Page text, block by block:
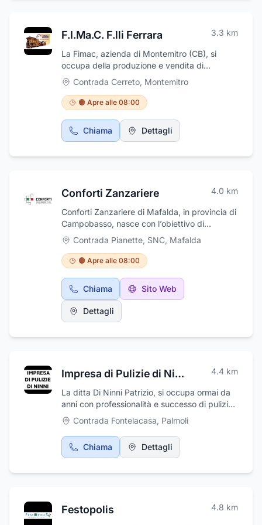
F.I.Ma.C. F.lli Ferrara 3.3 km
La Fimac, azienda di Montemitro (CB), si
occupa della produzione e vendita di
inerti.Fornitore di materiali da costruzione
quali sabbia, ghiaie, pietrisco, inerti,
fondazioni speciali, escavazione,
frantumazione e commercio sabbia, ghiaia e
pietrisco per la pavimentazione delle strade,
calcestruzzo preconfezionato, commercio
inerti per calcestruzzo.Si trova in contrada
Contrada Cerreto, Montemitro
🟠 Apre alle 08:00
Chiama Dettagli
Conforti Zanzariere 4.0 km
Conforti Zanzariere di Mafalda, in provincia di
Campobasso, nasce con l’obiettivo di
arricchire il mercato del serramento di nuove
soluzioni tecniche ed innovative in grado di
migliorare il comfort nelle case dei suoi clienti.
Un’azienda di fiducia, rivolta a soddisfare in
maniera ottimale le esigenze dei propri clienti,
proponendo loro un vasto assortimento di
zanzariere motorizzata, ad incasso, tende
tecniche, zanzariere verticali con catena,
avvolgibili su misura, zanzariere senza guida
d'acciaio, zanzariere su misura, tapparelle in
pvc, zanzariere a molla e zanzariere per
porte-finestre.
Contrada Pianette, SNC, Mafalda
🟠 Apre alle 08:00
Chiama Sito Web
Dettagli
Impresa di Pulizie di Ninni 4.4 km
La ditta Di Ninni Patrizio, si occupa ormai da
anni con professionalità e successo di pulizie
sia civili che industriali, pulizie di
appartamenti, di condomini e di uffici. Offre
servizi di pulizia per qualsiasi tipo di evento e
manifestazione. Inoltre, si occupa di
Contrada Fontelacasa, Palmoli
Chiama Dettagli
Festopolis 4.8 km